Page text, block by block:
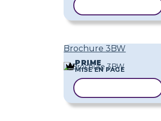
Brochure 3BW
PRIME
MISE EN PAGE